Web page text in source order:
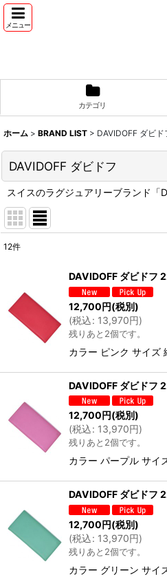
メニュー
カテゴリ
ホーム > BRAND LIST > DAVIDOFF ダビド
DAVIDOFF ダビドフ
スイスのラグジュアリーブランド「
並び順
12件
DAVIDOFF ダビドフ
12,700円(税別)
(税込: 13,970円)
残りあと2個です。
カラー ピンク サイズ
DAVIDOFF ダビドフ
12,700円(税別)
(税込: 13,970円)
残りあと2個です。
カラー パープル サイ
DAVIDOFF ダビドフ
12,700円(税別)
(税込: 13,970円)
残りあと2個です。
カラー グリーン サイ